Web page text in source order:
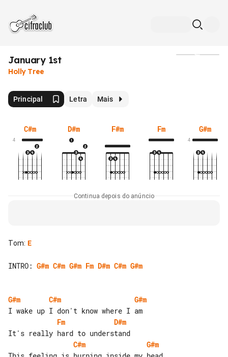
January 1st
Holly Tree
Principal Letra Mais
C#m
4
D#m F#m Fm G#m
4
Continua depois do anúncio
Tom: E
INTRO: G#m C#m G#m Fm D#m C#m G#m
G#m C#m
G#m
Fm
D#m
C#m
G#m